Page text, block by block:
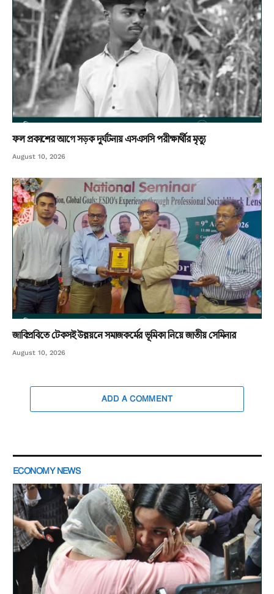
ফল প্রকাশের আগে সড়ক দুর্ঘটনায় এসএসসি পরীক্ষার্থীর মৃত্যু
August 10, 2026
জাবিপ্রবিতে টেকসই উন্নয়নে সমাজকর্মের ভূমিকা নিয়ে জাতীয় সেমিনার
August 10, 2026
ADD A COMMENT
ECONOMY NEWS